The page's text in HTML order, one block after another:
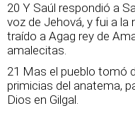
20 Y Saúl respondió a
voz de Jehová, y fui a la
traído a Agag rey de
amalecitas.
21 Mas el pueblo tomó
primicias del anatema,
Dios en Gilgal.